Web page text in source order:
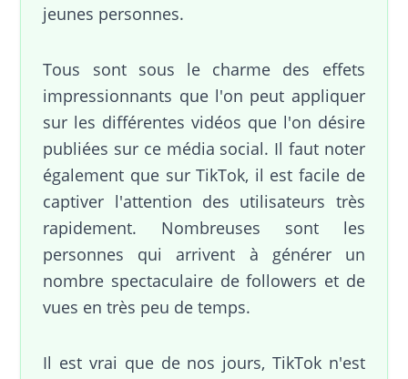
jeunes personnes.
Tous sont sous le charme des effets
impressionnants que l'on peut appliquer
sur les différentes vidéos que l'on désire
publiées sur ce média social. Il faut noter
également que sur TikTok, il est facile de
captiver l'attention des utilisateurs très
rapidement. Nombreuses sont les
personnes qui arrivent à générer un
nombre spectaculaire de followers et de
vues en très peu de temps.
Il est vrai que de nos jours, TikTok n'est